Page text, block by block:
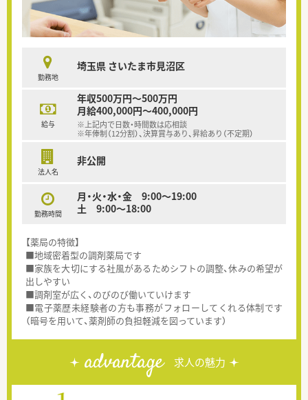
勤務地
埼玉県 さいたま市見沼区
給与
年収500万円～500万円
月給400,000円～400,000円
※上記内で日数・時間数は応相談
※年俸制（12分割）、決算賞与あり、昇給あり（不定期）
法人名
非公開
勤務時間
月・火・水・金 9:00～19:00
土 9:00～18:00
【薬局の特徴】
■地域密着型の調剤薬局です
■家族を大切にする社風があるためシフトの調整、休みの希望が
出しやすい
■調剤室が広く、のびのび働いていけます
■電子薬歴未経験者の方も事務がフォローしてくれる体制です
（暗号を用いて、薬剤師の負担軽減を図っています）
advantage 求人の魅力